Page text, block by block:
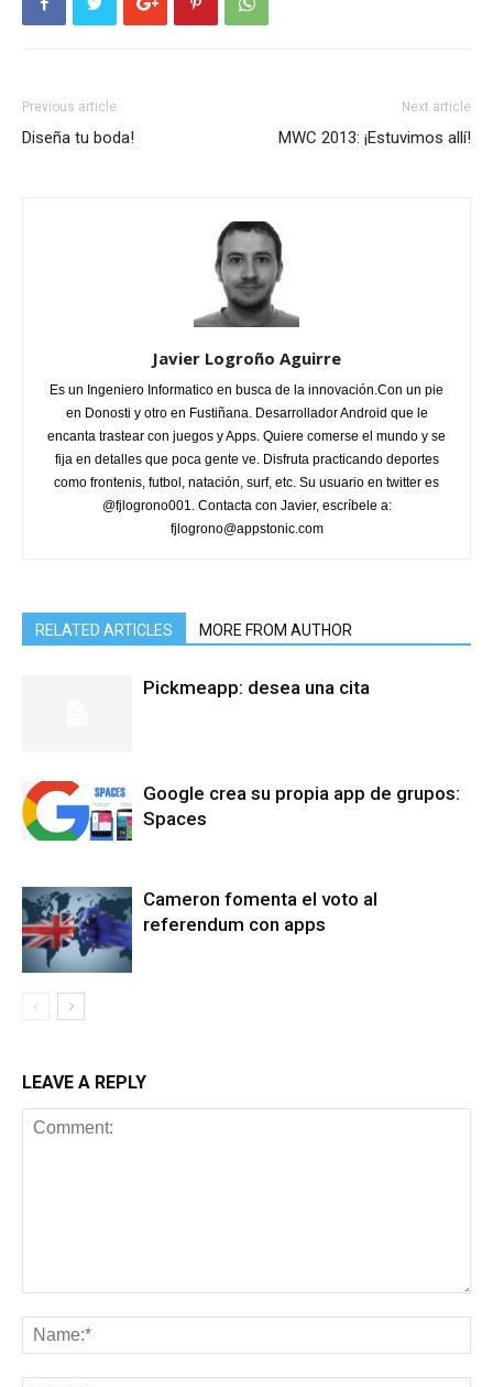
Previous article
Diseña tu boda!
Next article
MWC 2013: ¡Estuvimos allí!
Javier Logroño Aguirre
Es un Ingeniero Informatico en busca de la innovación.Con un pie
en Donosti y otro en Fustiñana. Desarrollador Android que le
encanta trastear con juegos y Apps. Quiere comerse el mundo y se
fija en detalles que poca gente ve. Disfruta practicando deportes
como frontenis, futbol, natación, surf, etc. Su usuario en twitter es
@fjlogrono001. Contacta con Javier, escríbele a:
fjlogrono@appstonic.com
RELATED ARTICLES MORE FROM AUTHOR
Pickmeapp: desea una cita
Google crea su propia app de grupos:
Spaces
Cameron fomenta el voto al
referendum con apps
LEAVE A REPLY